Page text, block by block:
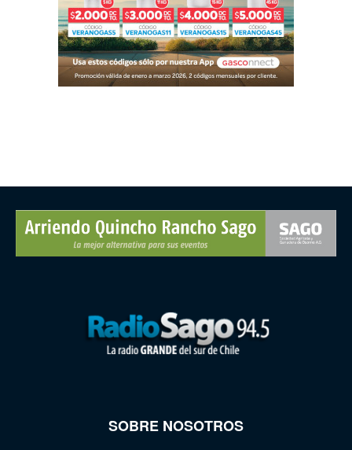
SOBRE NOSOTROS